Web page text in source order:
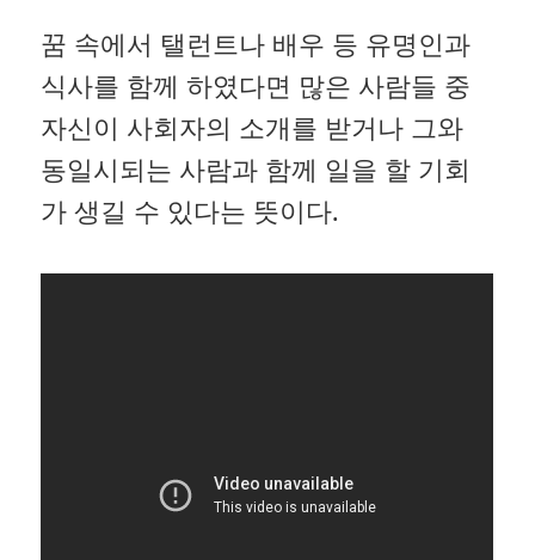
꿈 속에서 탤런트나 배우 등 유명인과
식사를 함께 하였다면 많은 사람들 중
자신이 사회자의 소개를 받거나 그와
동일시되는 사람과 함께 일을 할 기회
가 생길 수 있다는 뜻이다.